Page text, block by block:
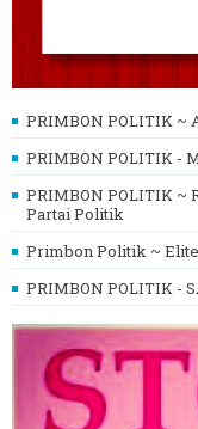
PRIMBON POLITIK ~
PRIMBON POLITIK -
PRIMBON POLITIK ~
Partai Politik
Primbon Politik ~
PRIMBON POLITIK -